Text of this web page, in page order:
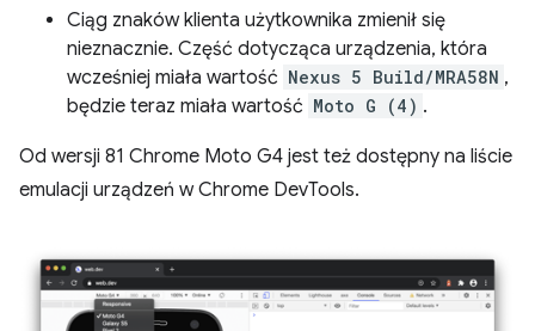
Ciąg znaków klienta użytkownika zmienił się
nieznacznie. Część dotycząca urządzenia, która
wcześniej miała wartość Nexus 5 Build/MRA58N ,
będzie teraz miała wartość Moto G (4) .
Od wersji 81 Chrome Moto G4 jest też dostępny na liście
emulacji urządzeń w Chrome DevTools.